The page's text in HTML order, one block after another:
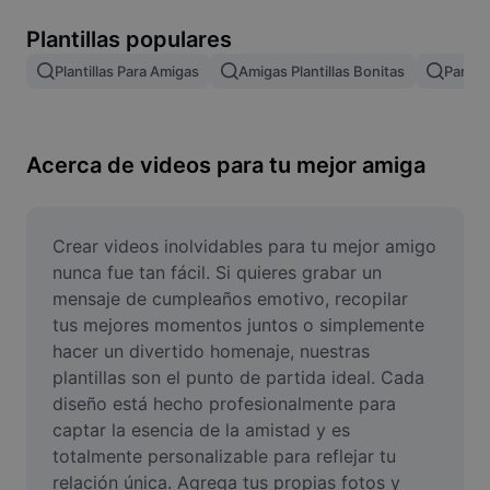
Image merge
Resize Image
Meme Generator
AI Text Remover
AI People Remover
AI Inpainting
Face Cutout
Plantillas populares
Plantillas Para Amigas Amigas Plantillas Bonitas Para
Acerca de videos para tu mejor amiga
Crear videos inolvidables para tu mejor amigo
nunca fue tan fácil. Si quieres grabar un
mensaje de cumpleaños emotivo, recopilar
tus mejores momentos juntos o simplemente
hacer un divertido homenaje, nuestras
plantillas son el punto de partida ideal. Cada
diseño está hecho profesionalmente para
captar la esencia de la amistad y es
totalmente personalizable para reflejar tu
relación única. Agrega tus propias fotos y